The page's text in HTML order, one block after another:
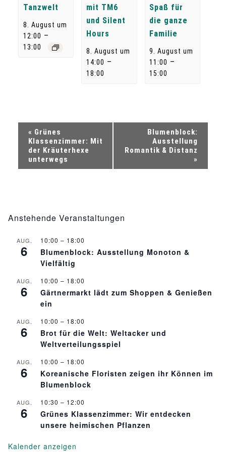
Tanzwelt
8. August um
12:00 –
13:00
mit TM6
und Silent
Hours
8. August um
14:00 –
18:00
Spaß für
die ganze
Familie
9. August um
11:00 –
15:00
n
s
a
t
n
-
« Grünes
Klassenzimmer: Mit
der Kräuterhexe
unterwegs
Blumenblock:
Ausstellung
Romantik & Distanz
»
Anstehende Veranstaltungen
AUG.
6
10:00 – 18:00
Blumenblock: Ausstellung Monoton &
Vielfältig
AUG.
6
10:00 – 18:00
Gärtnermarkt lädt zum Shoppen & Genießen
ein
AUG.
6
10:00 – 18:00
Brot für die Welt: Weltacker und
Weltverteilungsspiel
AUG.
6
10:00 – 18:00
Koreanische Floristen zeigen ihr Können im
Blumenblock
AUG.
6
10:30 – 12:00
Grünes Klassenzimmer: Wir entdecken
unsere heimischen Pflanzen
Kalender anzeigen